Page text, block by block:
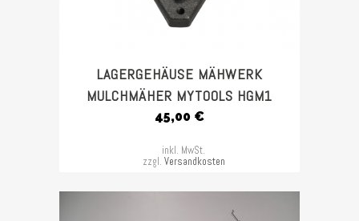
LAGERGEHÄUSE MÄHWERK
MULCHMÄHER MYTOOLS HGM1
45,00 €
inkl. MwSt.
zzgl. Versandkosten